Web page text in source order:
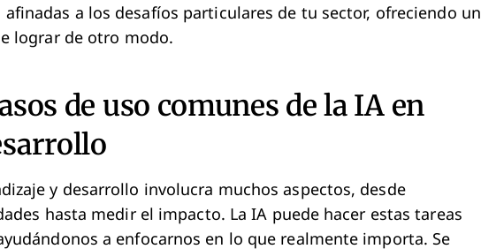
a los desafíos particulares de tu sector, ofreciendo un
lograr de otro modo.
de uso comunes de la IA en
y desarrollo involucra muchos aspectos, desde
hasta medir el impacto. La IA puede hacer estas tareas
a enfocarnos en lo que realmente importa. Se